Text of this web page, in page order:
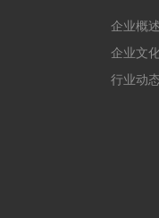
企业概述
企业文
行业动态